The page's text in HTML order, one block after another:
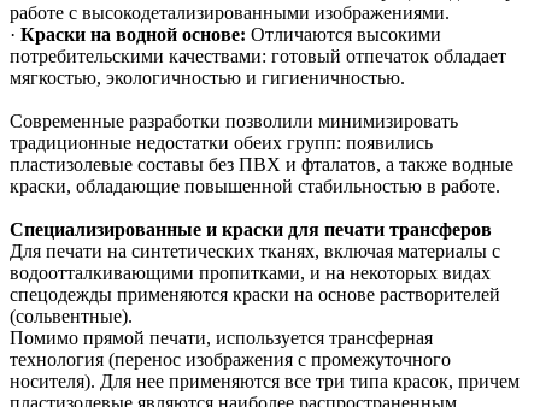
работе с высокодетализированными изображениями.
· Краски на водной основе: Отличаются высокими
потребительскими качествами: готовый отпечаток обладает
мягкостью, экологичностью и гигиеничностью.
Современные разработки позволили минимизировать
традиционные недостатки обеих групп: появились
пластизолевые составы без ПВХ и фталатов, а также водные
краски, обладающие повышенной стабильностью в работе.
Специализированные и краски для печати трансферов
Для печати на синтетических тканях, включая материалы с
водоотталкивающими пропитками, и на некоторых видах
спецодежды применяются краски на основе растворителей
(сольвентные).
Помимо прямой печати, используется трансферная
технология (перенос изображения с промежуточного
носителя). Для нее применяются все три типа красок, причем